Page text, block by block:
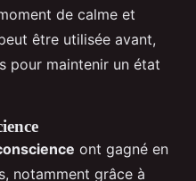
de calme et
être utilisée avant,
pour maintenir un état
ont gagné en
notamment grâce à